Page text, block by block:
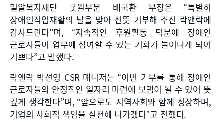
밀알복지재단 굿윌부문 배국환 부장은 “특별히
장애인직업재활의 날을 맞아 선뜻 기부해 주신 락앤락에
감사드린다”며, “지속적인 후원활동 덕분에 장애인
근로자들이 업무에 참여할 수 있는 기회가 늘어나게 되어
기쁘다”고 말했다.
락앤락 박선영 CSR 매니저는 “이번 기부를 통해 장애인
근로자들의 안정적인 일자리 마련에 보탬이 될 수 있어 뜻
깊게 생각한다”며, “앞으로도 지역사회와 함께 성장하며,
기업의 사회적 책임을 실천해 나가겠다”고 전했다.